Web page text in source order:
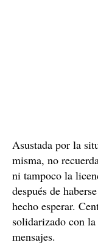
Asustada por la
misma, no
ni tampoco la
después de
hecho esperar.
solidarizado con la
mensajes.